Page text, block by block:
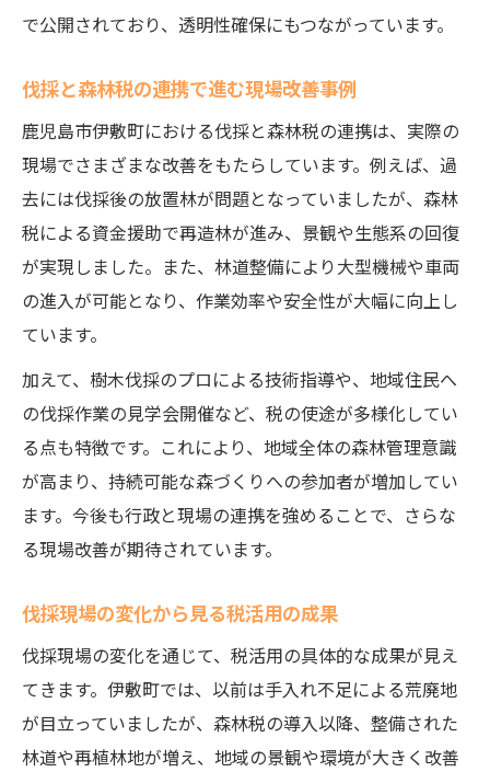
で公開されており、透明性確保にもつながっています。
伐採と森林税の連携で進む現場改善事例
鹿児島市伊敷町における伐採と森林税の連携は、実際の
現場でさまざまな改善をもたらしています。例えば、過
去には伐採後の放置林が問題となっていましたが、森林
税による資金援助で再造林が進み、景観や生態系の回復
が実現しました。また、林道整備により大型機械や車両
の進入が可能となり、作業効率や安全性が大幅に向上し
ています。
加えて、樹木伐採のプロによる技術指導や、地域住民へ
の伐採作業の見学会開催など、税の使途が多様化してい
る点も特徴です。これにより、地域全体の森林管理意識
が高まり、持続可能な森づくりへの参加者が増加してい
ます。今後も行政と現場の連携を強めることで、さらな
る現場改善が期待されています。
伐採現場の変化から見る税活用の成果
伐採現場の変化を通じて、税活用の具体的な成果が見え
てきます。伊敷町では、以前は手入れ不足による荒廃地
が目立っていましたが、森林税の導入以降、整備された
林道や再植林地が増え、地域の景観や環境が大きく改善